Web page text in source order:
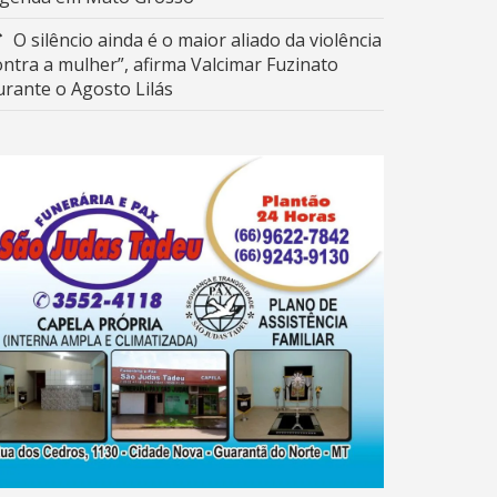
O silêncio ainda é o maior aliado da violência
a mulher”, afirma Valcimar Fuzinato
o Agosto Lilás